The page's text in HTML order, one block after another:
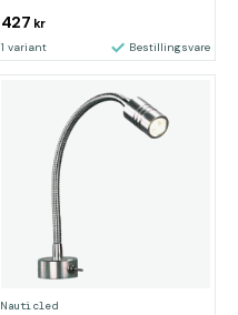
427 kr
1 variant Bestillingsvare
Nauticled